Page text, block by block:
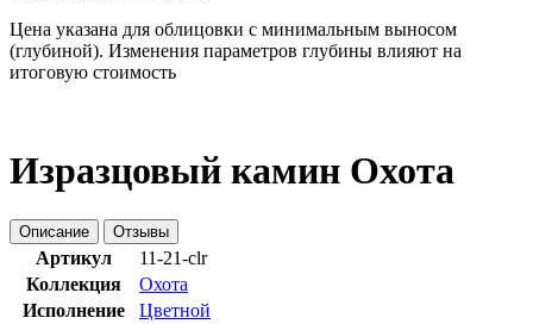
Цена указана для облицовки с минимальным выносом
(глубиной). Изменения параметров глубины влияют на
итоговую стоимость
Изразцовый камин Охота
Описание Отзывы
Артикул
11-21-clr
Коллекция
Охота
Исполнение
Цветной